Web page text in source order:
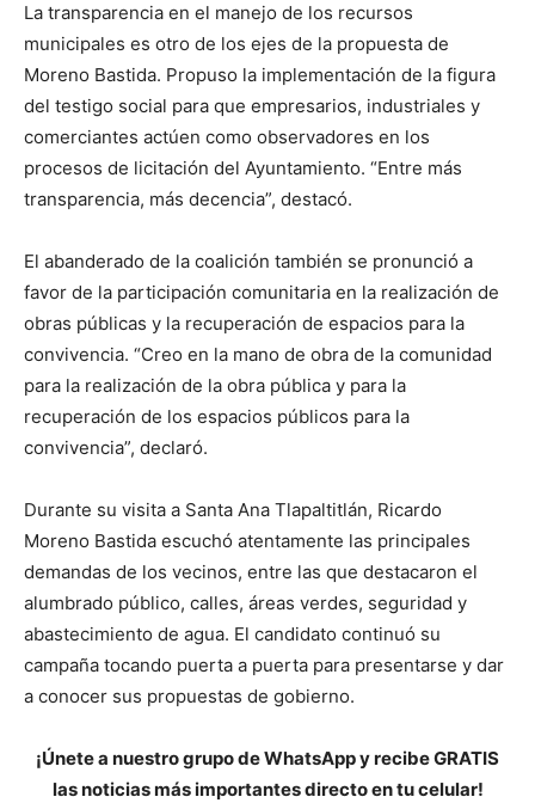
La transparencia en el manejo de los recursos
municipales es otro de los ejes de la propuesta de
Moreno Bastida. Propuso la implementación de la figura
del testigo social para que empresarios, industriales y
comerciantes actúen como observadores en los
procesos de licitación del Ayuntamiento. “Entre más
transparencia, más decencia”, destacó.
El abanderado de la coalición también se pronunció a
favor de la participación comunitaria en la realización de
obras públicas y la recuperación de espacios para la
convivencia. “Creo en la mano de obra de la comunidad
para la realización de la obra pública y para la
recuperación de los espacios públicos para la
convivencia”, declaró.
Durante su visita a Santa Ana Tlapaltitlán, Ricardo
Moreno Bastida escuchó atentamente las principales
demandas de los vecinos, entre las que destacaron el
alumbrado público, calles, áreas verdes, seguridad y
abastecimiento de agua. El candidato continuó su
campaña tocando puerta a puerta para presentarse y dar
a conocer sus propuestas de gobierno.
¡Únete a nuestro grupo de WhatsApp y recibe GRATIS
las noticias más importantes directo en tu celular!